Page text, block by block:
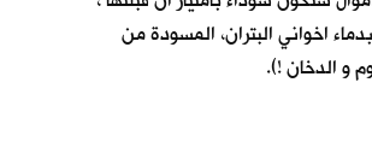
اخواني البتران، المسودة من
و الدخان !).